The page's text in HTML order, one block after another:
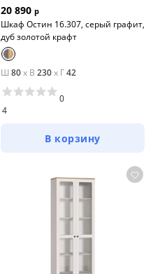
20 890 р
Шкаф Остин 16.307, серый графит,
дуб золотой крафт
Ш 80x В 230x Г42
4
0
В корзину